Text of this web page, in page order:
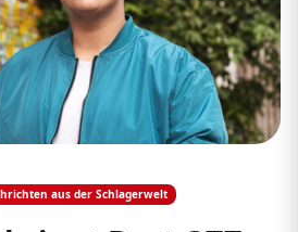
aus der Schlagerwelt